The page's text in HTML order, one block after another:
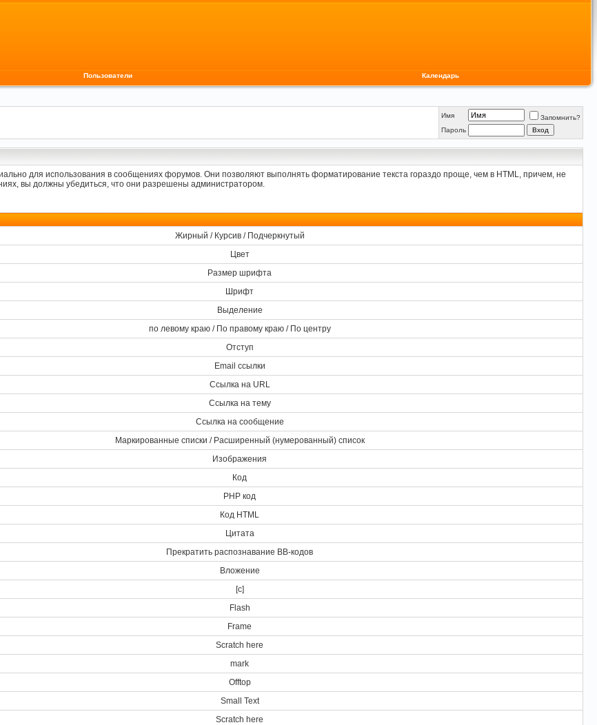
Пользователи Календарь
Имя
Запомнить?
Пароль
для использования в сообщениях форумов. Они позволяют выполнять форматирование текста гораздо проще, чем в HTML, причем, не
вы должны убедиться, что они разрешены администратором.
Жирный / Курсив / Подчеркнутый
Цвет
Размер шрифта
Шрифт
Выделение
по левому краю / По правому краю / По центру
Отступ
Email ссылки
Ссылка на URL
Ссылка на тему
Ссылка на сообщение
Маркированные списки / Расширенный (нумерованный) список
Изображения
Код
PHP код
Код HTML
Цитата
Прекратить распознавание BB-кодов
Вложение
[c]
Flash
Frame
Scratch here
mark
Offtop
Small Text
Scratch here